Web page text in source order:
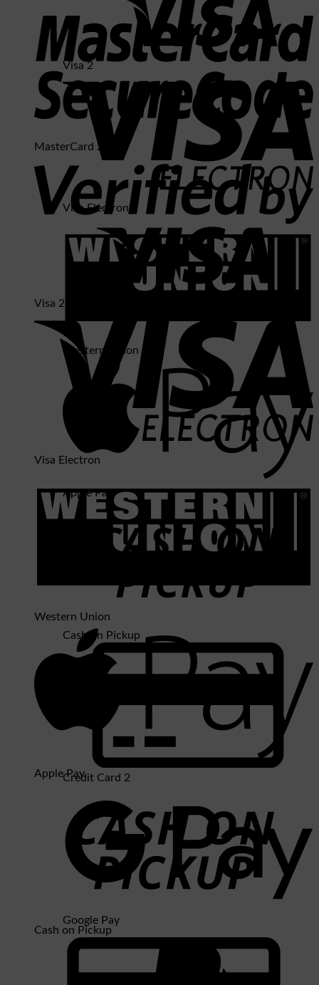
MasterCard 2
Visa 2
Visa Electron
Western Union
Apple Pay
Cash on Pickup
Visa 2
Visa Electron
Western Union
Apple Pay
Cash on Pickup
Credit Card 2
Google Pay